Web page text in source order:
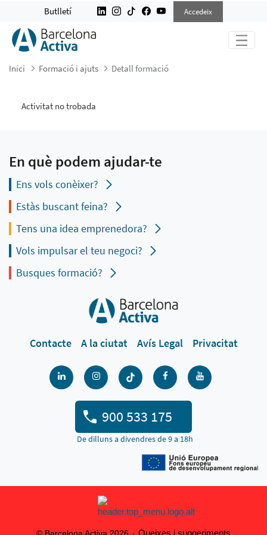
DETALL FORMACIÓ
Butlletí Accedeix
Inici Formació i ajuts Detall formació
Activitat no trobada
En què podem ajudar-te
Ens vols conèixer?
Estàs buscant feina?
Tens una idea emprenedora?
Vols impulsar el teu negoci?
Busques formació?
Contacte A la ciutat Avís Legal Privacitat
900 533 175
De dilluns a divendres de 9 a 18h